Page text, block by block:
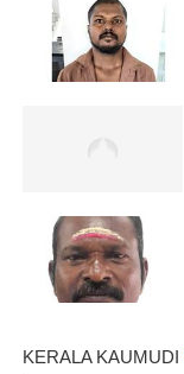
KERALA KAUMUDI